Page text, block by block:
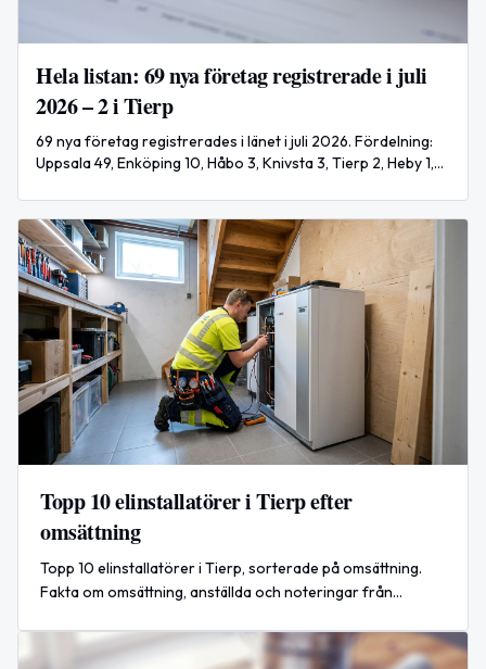
Hela listan: 69 nya företag registrerade i juli
2026 – 2 i Tierp
69 nya företag registrerades i länet i juli 2026. Fördelning:
Uppsala 49, Enköping 10, Håbo 3, Knivsta 3, Tierp 2, Heby 1,
Topp 10 elinstallatörer i Tierp efter
omsättning
Topp 10 elinstallatörer i Tierp, sorterade på omsättning.
Fakta om omsättning, anställda och noteringar från